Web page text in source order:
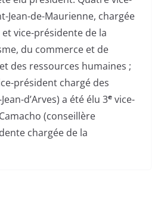
Jean-de-Maurienne, chargée
vice-présidente de la
du commerce et de
des ressources humaines ;
président chargé des
d’Arves) a été élu 3e vice-
(conseillère
chargée de la